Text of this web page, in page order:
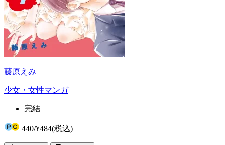
藤原えみ
少女・女性マンガ
完結
440/¥484(税込)